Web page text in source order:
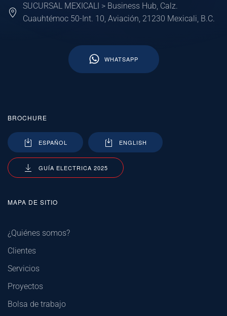
SUCURSAL MEXICALI > Business Hub, Calz.
Cuauhtémoc 50-Int. 10, Aviación, 21230 Mexicali, B.C.
WHATSAPP
BROCHURE
ESPAÑOL ENGLISH
GUÍA ELECTRICA 2025
MAPA DE SITIO
¿Quiénes somos?
Clientes
Servicios
Proyectos
Bolsa de trabajo